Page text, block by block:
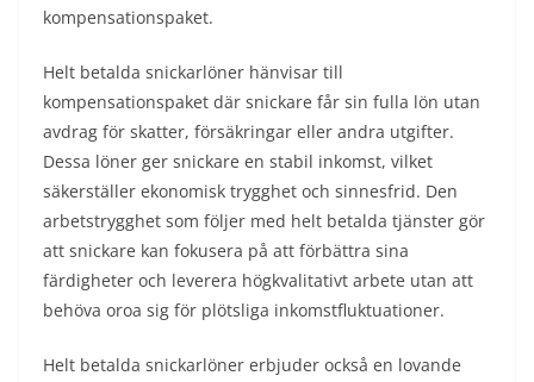
kompensationspaket.
Helt betalda snickarlöner hänvisar till
kompensationspaket där snickare får sin fulla lön utan
avdrag för skatter, försäkringar eller andra utgifter.
Dessa löner ger snickare en stabil inkomst, vilket
säkerställer ekonomisk trygghet och sinnesfrid. Den
arbetstrygghet som följer med helt betalda tjänster gör
att snickare kan fokusera på att förbättra sina
färdigheter och leverera högkvalitativt arbete utan att
behöva oroa sig för plötsliga inkomstfluktuationer.
Helt betalda snickarlöner erbjuder också en lovande